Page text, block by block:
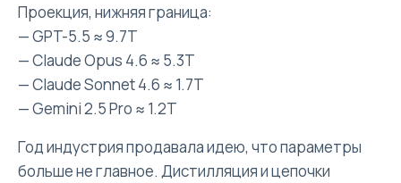
Проекция, нижняя граница:
— GPT-5.5 ≈ 9.7T
— Claude Opus 4.6 ≈ 5.3T
— Claude Sonnet 4.6 ≈ 1.7T
— Gemini 2.5 Pro ≈ 1.2T
Год индустрия продавала идею, что параметры
больше не главное. Дистилляция и цепочки